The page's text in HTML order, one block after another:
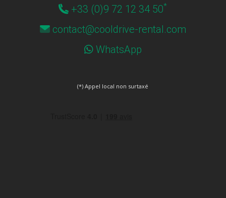
+33 (0)9 72 12 34 50*
contact@cooldrive-rental.com
WhatsApp
(*) Appel local non surtaxé